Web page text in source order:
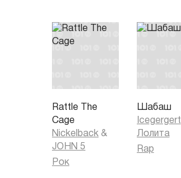
Rattle The
Cage
Nickelback &
JOHN 5
Рок
Шабаш
Icegergert
Лолита
Rap